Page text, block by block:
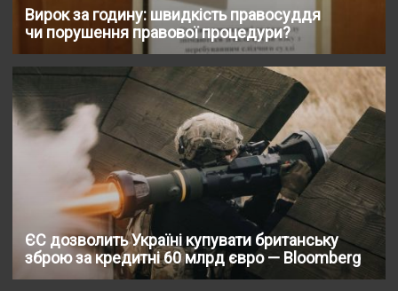
Вирок за годину: швидкість правосуддя
чи порушення правової процедури?
ЄС дозволить Україні купувати британську
зброю за кредитні 60 млрд євро — Bloomberg